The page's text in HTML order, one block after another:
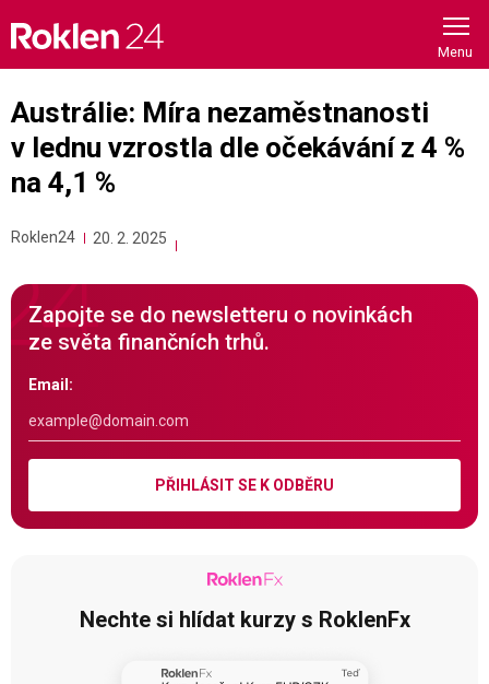
content
Austrálie: Míra nezaměstnanosti
v lednu vzrostla dle očekávání z 4 %
na 4,1 %
Roklen24 20. 2. 2025
Zapojte se do newsletteru o novinkách
ze světa finančních trhů.
Email:
PŘIHLÁSIT SE K ODBĚRU
Nechte si hlídat kurzy s RoklenFx